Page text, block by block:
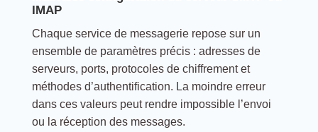
IMAP
Chaque service de messagerie repose sur un
ensemble de paramètres précis : adresses de
serveurs, ports, protocoles de chiffrement et
méthodes d’authentification. La moindre erreur
dans ces valeurs peut rendre impossible l’envoi
ou la réception des messages.